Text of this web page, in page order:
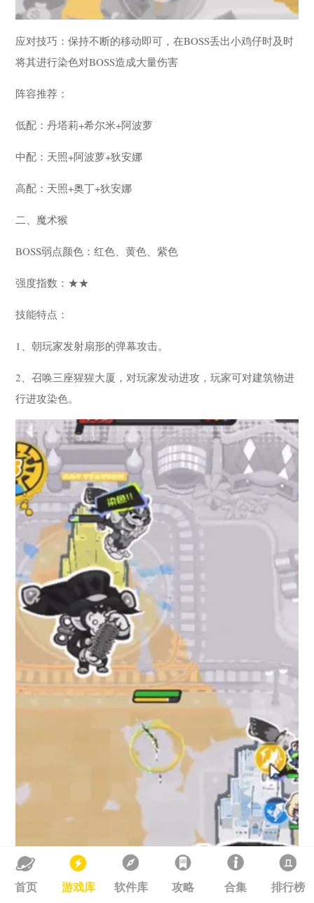
首页 游戏库 软件库 攻略 合集 排行榜
应对技巧：保持不断的移动即可，在BOSS丢出小鸡仔时及时
将其进行染色对BOSS造成大量伤害
阵容推荐：
低配：丹塔莉+希尔米+阿波萝
中配：天照+阿波萝+狄安娜
高配：天照+奥丁+狄安娜
二、魔术猴
BOSS弱点颜色：红色、黄色、紫色
强度指数：★★
技能特点：
1、朝玩家发射扇形的弹幕攻击。
2、召唤三座猩猩大厦，对玩家发动进攻，玩家可对建筑物进
行进攻染色。